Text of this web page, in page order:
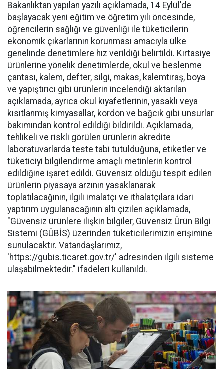
Bakanlıktan yapılan yazılı açıklamada, 14 Eylül'de
başlayacak yeni eğitim ve öğretim yılı öncesinde,
öğrencilerin sağlığı ve güvenliği ile tüketicilerin
ekonomik çıkarlarının korunması amacıyla ülke
genelinde denetimlere hız verildiği belirtildi. Kırtasiye
ürünlerine yönelik denetimlerde, okul ve beslenme
çantası, kalem, defter, silgi, makas, kalemtıraş, boya
ve yapıştırıcı gibi ürünlerin incelendiği aktarılan
açıklamada, ayrıca okul kıyafetlerinin, yasaklı veya
kısıtlanmış kimyasallar, kordon ve bağcık gibi unsurlar
bakımından kontrol edildiği bildirildi. Açıklamada,
tehlikeli ve riskli görülen ürünlerin akredite
laboratuvarlarda teste tabi tutulduğuna, etiketler ve
tüketiciyi bilgilendirme amaçlı metinlerin kontrol
edildiğine işaret edildi. Güvensiz olduğu tespit edilen
ürünlerin piyasaya arzının yasaklanarak
toplatılacağının, ilgili imalatçı ve ithalatçılara idari
yaptırım uygulanacağının altı çizilen açıklamada,
"Güvensiz ürünlere ilişkin bilgiler, Güvensiz Ürün Bilgi
Sistemi (GÜBİS) üzerinden tüketicilerimizin erişimine
sunulacaktır. Vatandaşlarımız,
'https://gubis.ticaret.gov.tr/' adresinden ilgili sisteme
ulaşabilmektedir." ifadeleri kullanıldı.